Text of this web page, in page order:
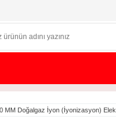
MM Doğalgaz İyon (İyonizasyon)